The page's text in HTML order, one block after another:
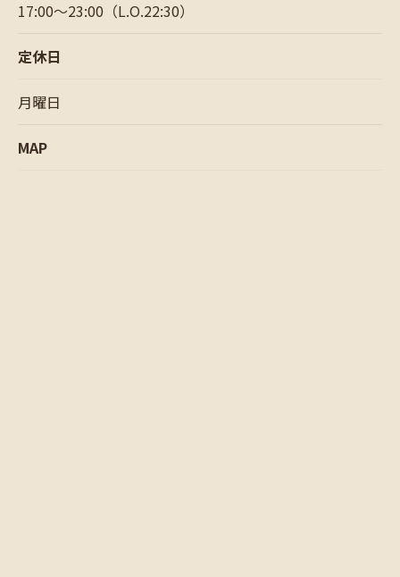
17:00～23:00（L.O.22:30）
定休日
月曜日
MAP